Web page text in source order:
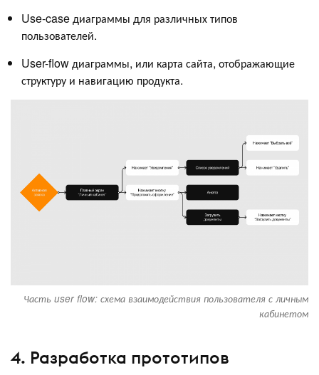
Use-case диаграммы для различных типов
пользователей.
User-flow диаграммы, или карта сайта, отображающие
структуру и навигацию продукта.
Часть user flow: схема взаимодействия пользователя с личным
кабинетом
4. Разработка прототипов